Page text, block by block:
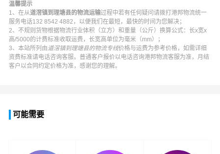
温馨提示
1、在从道滘镇到理塘县的物流运输过程中若有任何疑问请拨打 港邦物流统一
服务电话132 8542 4882 ，以便我们在最短，最快的时间为您解决；
2、不规则货物根据物流行业体积（立方）和重量（公斤）换算公式：长x宽x
高/5000的计费标准收取运费，长宽高单位为毫米（mm）；
3、本站所列由道滘镇到理塘县的物流专线价格与运费为参考价格，如需详细
资费标准请电话咨询客服。普通客户报价以电话咨询港邦物流客服为准，月结
客户以合同约定价格为准，感谢您的理解。
可能需要